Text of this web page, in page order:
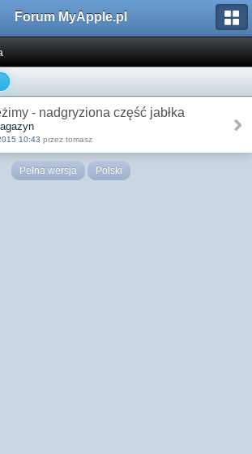
Forum MyApple.pl
- nadgryziona część jabłka
10:43 przez tomasz
Pełna wersja Polski